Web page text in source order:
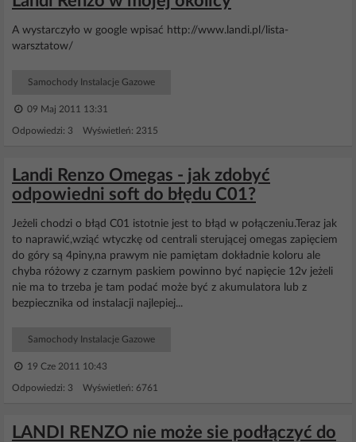
A wystarczyło w google wpisać http://www.landi.pl/lista-
warsztatow/
Samochody Instalacje Gazowe
09 Maj 2011 13:31
Odpowiedzi: 3 Wyświetleń: 2315
Landi Renzo Omegas - jak zdobyć
odpowiedni soft do błędu C01?
Jeżeli chodzi o błąd C01 istotnie jest to błąd w połączeniu.Teraz jak
to naprawić,wziąć wtyczkę od centrali sterującej omegas zapięciem
do góry są 4piny,na prawym nie pamiętam dokładnie koloru ale
chyba różowy z czarnym paskiem powinno być napięcie 12v jeżeli
nie ma to trzeba je tam podać może być z akumulatora lub z
bezpiecznika od instalacji najlepiej...
Samochody Instalacje Gazowe
19 Cze 2011 10:43
Odpowiedzi: 3 Wyświetleń: 6761
LANDI RENZO nie może sie podłączyć do